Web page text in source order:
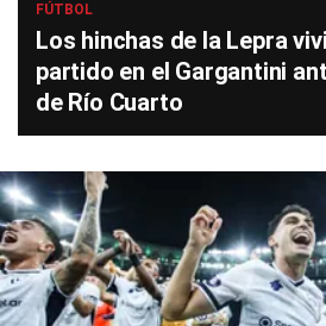
FÚTBOL
Los hinchas de la Lepra
partido en el Gargantini
de Río Cuarto